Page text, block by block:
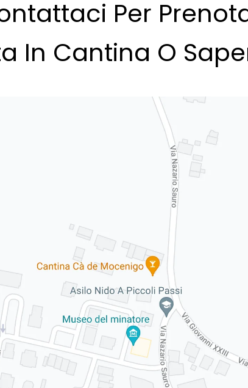
Per
In Cantina O